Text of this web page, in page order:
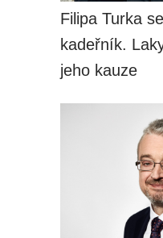
Filipa Turka
kadeřník.
jeho kauze